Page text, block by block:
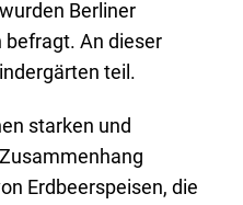
Berliner
An dieser
teil.
starken und
Erdbeerspeisen, die